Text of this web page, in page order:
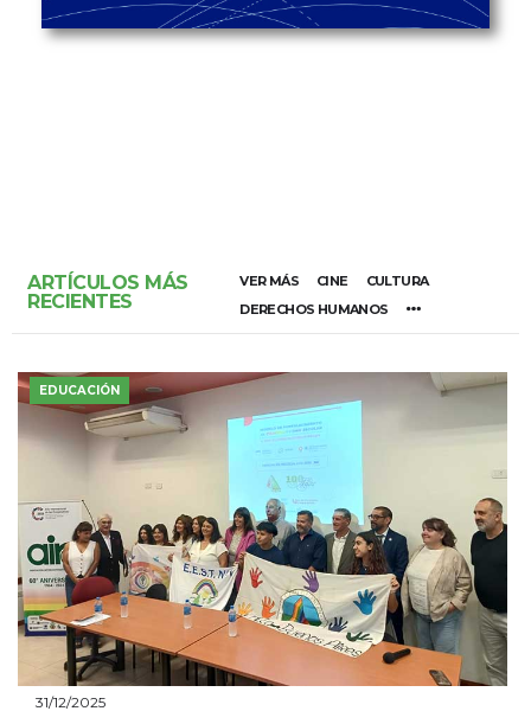
ARTÍCULOS MÁS
RECIENTES
VER MÁS CINE
CULTURA
DERECHOS HUMANOS
EDUCACIÓN
31/12/2025